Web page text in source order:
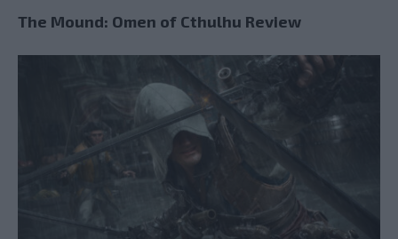
The Mound: Omen of Cthulhu Review